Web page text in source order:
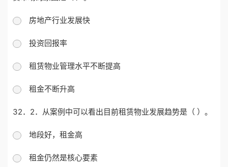
房地产行业发展快
投资回报率
租赁物业管理水平不断提高
租金不断升高
32．2．从案例中可以看出目前租赁物业发展趋势是（ ）。
地段好，租金高
租金仍然是核心要素